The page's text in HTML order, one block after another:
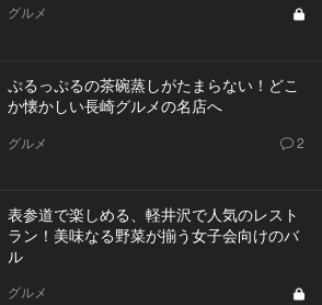
グルメ
ぷるっぷるの茶碗蒸しがたまらない！どこ
か懐かしい長崎グルメの名店へ
グルメ 2
表参道で楽しめる、軽井沢で人気のレスト
ラン！美味なる野菜が揃う女子会向けのバ
ル
グルメ